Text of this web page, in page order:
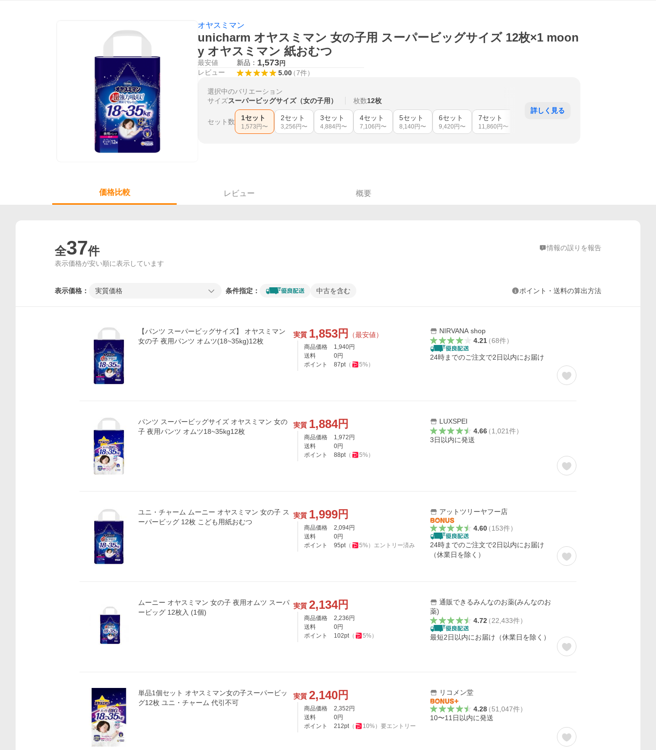
オヤスミマン
unicharm オヤスミマン 女の子用 スーパービッグサイズ 12枚×1 moon
y オヤスミマン 紙おむつ
最安値 新品： 1,573円
レビュー 5.00（7件）
選択中のバリエーション
サイズスーパービッグサイズ（女の子用） 枚数12枚
セット数 1セット
1,573 円〜
2セット
3,256 円〜
3セット
4,884円〜
4セット
7,106 円〜
5セット
8,140 円〜
6セット
9,420 円〜
7セット
11,860 円〜
詳しく見る
価格比較 レビュー 概要
全37件 情報の誤りを報告
表示価格が安い順に表示しています
表示価格： 実質価格 条件指定： 中古を含む ポイント・送料の算出方法
【パンツ スーパービッグサイズ】 オヤスミマン
女の子 夜用パンツ オムツ(18~35kg)12枚
実質 1,853円 （最安値）
商品価格 1,940円
送料
0円
ポイント
87pt（ 5%）
NIRVANA shop
4.21（68件）
24時までのご注文で2日以内にお届け
パンツ スーパービッグサイズ オヤスミマン 女の
子 夜用パンツ オムツ18~35kg12枚
実質 1,884円
商品価格 1,972 円
送料
0円
ポイント
88pt（ 5%）
LUXSPEI
4.66（1,021件）
3日以内に発送
ユニ・チャーム ムーニー オヤスミマン 女の子 ス
ーパービッグ 12枚 こども用紙おむつ
実質 1,999円
商品価格 2,094円
送料
0円
ポイント
95pt（ 5%） エントリー済み
アットツリーヤフー店
4.60（153件）
24時までのご注文で2日以内にお届け
（休業日を除く）
ムーニー オヤスミマン 女の子 夜用オムツ スーパ
ービッグ 12枚入 (1個)
実質 2,134円
商品価格 2,236 円
送料
0円
ポイント
102pt（ 5%）
通販できるみんなのお薬(みんなのお
薬)
4.72（22,433件）
最短2日以内にお届け（休業日を除く）
単品1個セット オヤスミマン女の子スーパービッ
グ12枚 ユニ・チャーム 代引不可
実質 2,140円
商品価格 2,352 円
送料
0円
ポイント
212pt（ 10%） 要エントリー
リコメン堂
4.28（51,047件）
10〜11日以内に発送